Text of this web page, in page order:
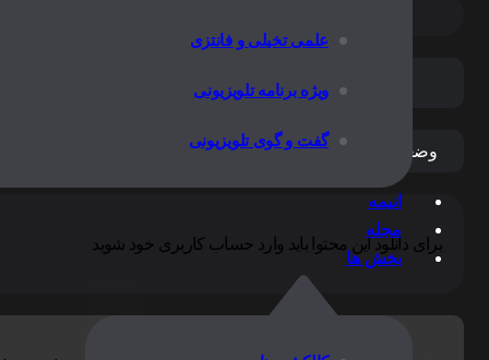
علمی تخیلی و فانتزی
ویژه برنامه تلویزیونی
گفت و گوی تلویزیونی
انیمه
مجله
بخش ها
فارسی
وضعیت پخش:منتشر شده
برای دانلود این محتوا باید وارد حساب کاربری خود شوید